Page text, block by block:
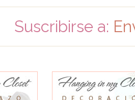
Suscribirse a: